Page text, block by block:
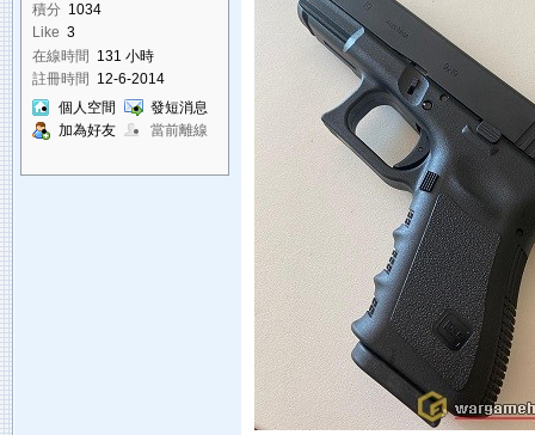
積分 1034
Like 3
在線時間 131 小時
註冊時間 12-6-2014
個人空間
發短消息
加為好友
當前離線